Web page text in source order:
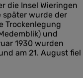
die Insel Wieringen
später wurde der
Trockenlegung
und
1930 wurden
am 21. August fiel